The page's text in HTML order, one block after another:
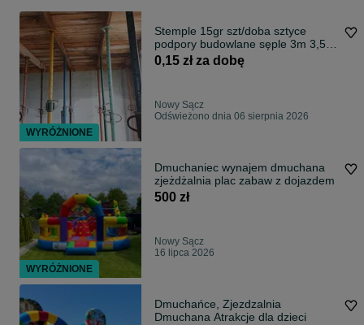
Stemple 15gr szt/doba sztyce
podpory budowlane sęple 3m 3,5m
4 wynajem
0,15 zł za dobę
Nowy Sącz
Odświeżono dnia 06 sierpnia 2026
Dmuchaniec wynajem dmuchana
zjeżdżalnia plac zabaw z dojazdem
500 zł
Nowy Sącz
16 lipca 2026
Dmuchańce, Zjezdzalnia
Dmuchana Atrakcje dla dzieci
WYRÓŻNIONE
WYRÓŻNIONE